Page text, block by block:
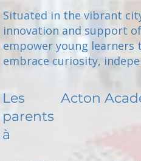
Situated in the vibrant
innovation and support
empower young
embrace curiosity,
Les
parents
à
Acton